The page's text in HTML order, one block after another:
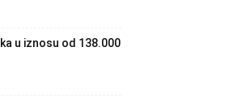
u iznosu od 138.000